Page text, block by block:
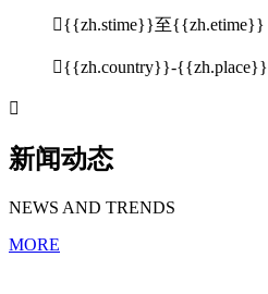
{{zh.stime}}至{{zh.etime}}
{{zh.country}}-{{zh.place}}

新闻动态
NEWS AND TRENDS
MORE